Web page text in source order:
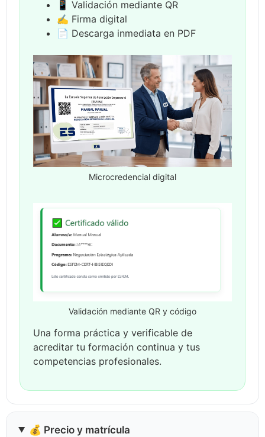
📱 Validación mediante QR
✍ Firma digital
📄 Descarga inmediata en PDF
Microcredencial digital
Validación mediante QR y código
Una forma práctica y verificable de
acreditar tu formación continua y tus
competencias profesionales.
💰 Precio y matrícula